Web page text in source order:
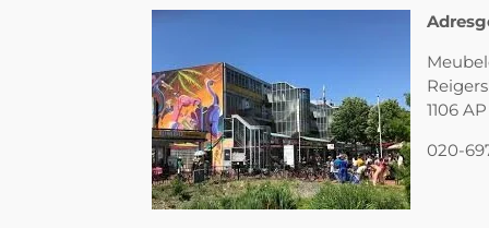
1106
020-